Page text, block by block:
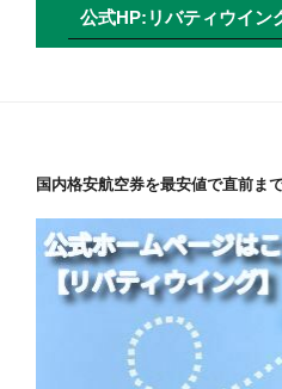
公式HP:リバティウイン
国内格安航空券を最安値で直前ま